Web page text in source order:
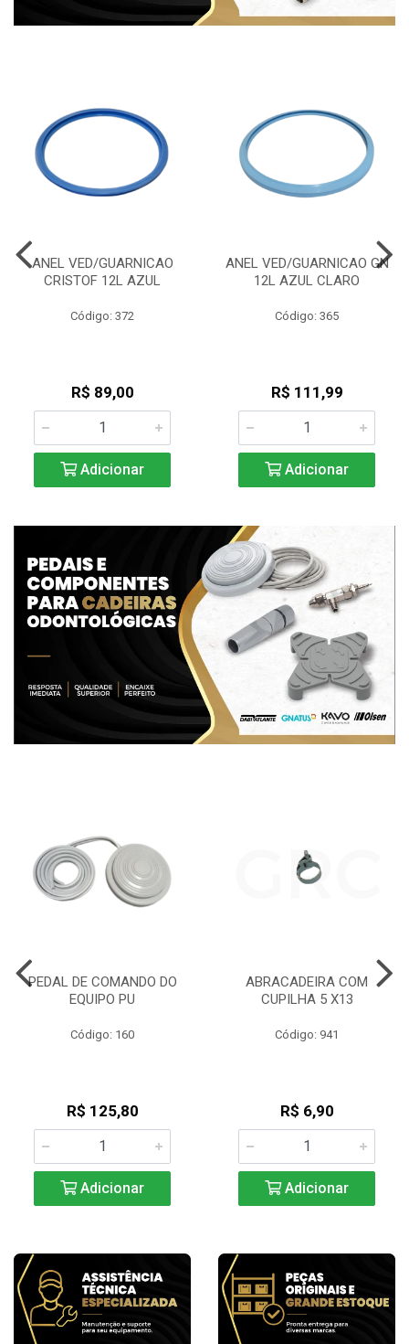
ANEL VED/GUARNICAO
CRISTOF 12L AZUL
Código: 372
R$ 89,00
Adicionar
ANEL VED/GUARNICAO GN
12L AZUL CLARO
Código: 365
R$ 111,99
Adicionar
PEDAL DE COMANDO DO
EQUIPO PU
Código: 160
R$ 125,80
Adicionar
ABRACADEIRA COM
CUPILHA 5 X13
Código: 941
R$ 6,90
Adicionar